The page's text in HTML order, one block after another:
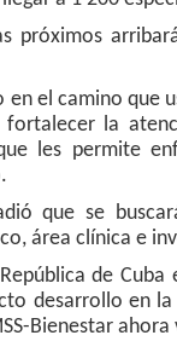
próximos
en el camino
fortalecer la
les permite
que se
área clínica e
de
desarrollo en
Bienestar